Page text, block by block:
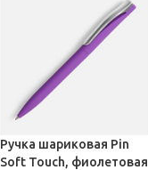
Ручка шариковая Pin
Soft Touch, фиолетовая